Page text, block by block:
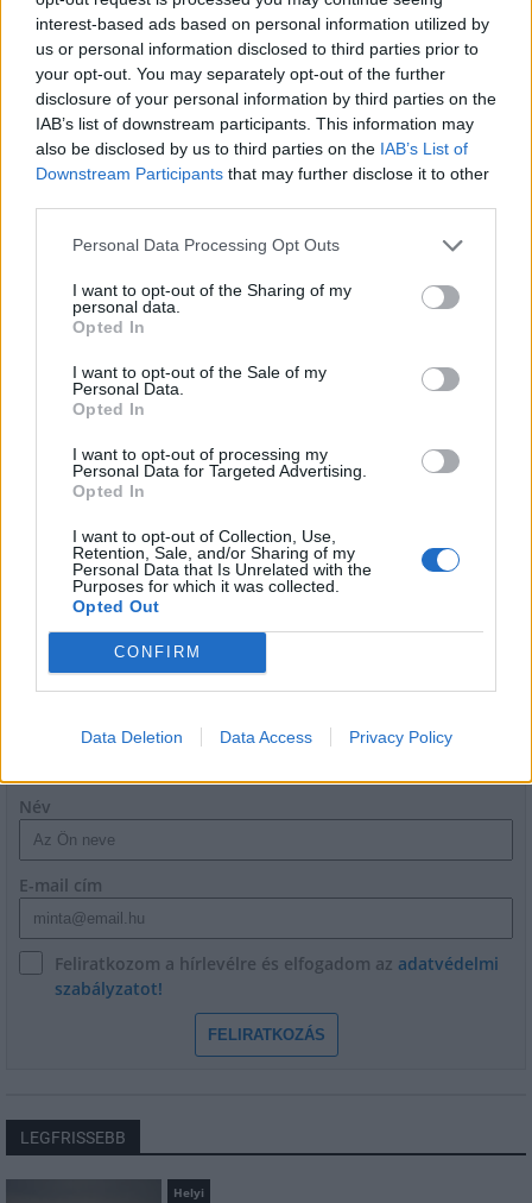
interest-based ads based on personal information utilized by
us or personal information disclosed to third parties prior to
your opt-out. You may separately opt-out of the further
disclosure of your personal information by third parties on the
IAB’s list of downstream participants. This information may
also be disclosed by us to third parties on the IAB’s List of
Downstream Participants that may further disclose it to other
Personal Data Processing Opt Outs
I want to opt-out of the Sharing of my
personal data.
Opted In
I want to opt-out of the Sale of my
Personal Data.
Opted In
I want to opt-out of processing my
Personal Data for Targeted Advertising.
Opted In
I want to opt-out of Collection, Use,
Retention, Sale, and/or Sharing of my
Personal Data that Is Unrelated with the
Purposes for which it was collected.
Opted Out
CONFIRM
Data Deletion Data Access Privacy Policy
nagyközönség 2028. harmadik negyedévében. Ám hiába a
közérdek, a főváros és a kerület érdeke, a beruházóknak sokszor
rendkívül rögös utat kell bejárniuk, hogy egy-egy a környezetbe
illő, az épített örökséget is fejlesztő ingatlan használatba
vételéig eljussanak. Nagy Csabát a JZSF 48 Property Kft. és a
JZSF 39 Ingatlanfejlesztő Kft. ügyvezetőjét kérdeztük.
Jobban megéri felhúzni helyette egy új irodaházat, mint
felújítani, így követi a mellette lecserélt szálloda példáját.
Rendezett közösségi tér kerülhet Budafok romos
2017.08.15
pezsgőfesztiválon az önkormányzat a lakosság véleményét is
HÍRLEVÉL
Név
E-mail cím
Feliratkozom a hírlevélre és elfogadom az adatvédelmi
szabályzatot!
FELIRATKOZÁS
LEGFRISSEBB
Helyi